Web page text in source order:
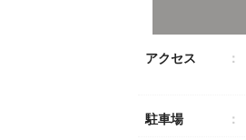
アクセス
駐車場